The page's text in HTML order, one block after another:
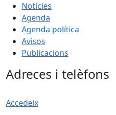
Notícies
Agenda
Agenda política
Avisos
Publicacions
Adreces i telèfons
Accedeix